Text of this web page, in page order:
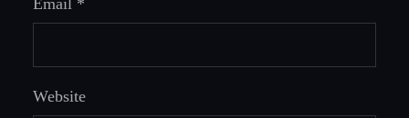
Email *
Website